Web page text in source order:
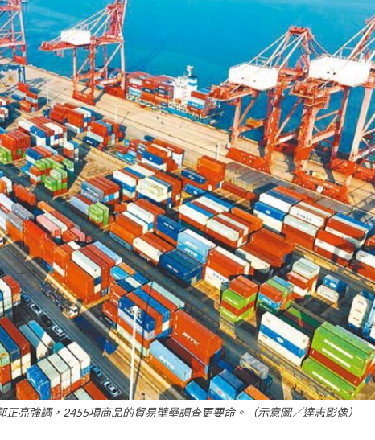
亮強調，2455項商品的貿易壁壘調查更要命。（示意圖／達志影像）